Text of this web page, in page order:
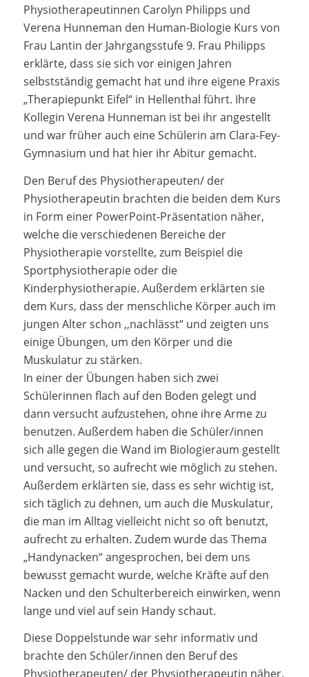
Physiotherapeutinnen Carolyn Philipps und
Verena Hunneman den Human-Biologie Kurs von
Frau Lantin der Jahrgangsstufe 9. Frau Philipps
erklärte, dass sie sich vor einigen Jahren
selbstständig gemacht hat und ihre eigene Praxis
„Therapiepunkt Eifel“ in Hellenthal führt. Ihre
Kollegin Verena Hunneman ist bei ihr angestellt
und war früher auch eine Schülerin am Clara-Fey-
Gymnasium und hat hier ihr Abitur gemacht.
Den Beruf des Physiotherapeuten/ der
Physiotherapeutin brachten die beiden dem Kurs
in Form einer PowerPoint-Präsentation näher,
welche die verschiedenen Bereiche der
Physiotherapie vorstellte, zum Beispiel die
Sportphysiotherapie oder die
Kinderphysiotherapie. Außerdem erklärten sie
dem Kurs, dass der menschliche Körper auch im
jungen Alter schon ,,nachlässt“ und zeigten uns
einige Übungen, um den Körper und die
Muskulatur zu stärken.
In einer der Übungen haben sich zwei
Schülerinnen flach auf den Boden gelegt und
dann versucht aufzustehen, ohne ihre Arme zu
benutzen. Außerdem haben die Schüler/innen
sich alle gegen die Wand im Biologieraum gestellt
und versucht, so aufrecht wie möglich zu stehen.
Außerdem erklärten sie, dass es sehr wichtig ist,
sich täglich zu dehnen, um auch die Muskulatur,
die man im Alltag vielleicht nicht so oft benutzt,
aufrecht zu erhalten. Zudem wurde das Thema
„Handynacken“ angesprochen, bei dem uns
bewusst gemacht wurde, welche Kräfte auf den
Nacken und den Schulterbereich einwirken, wenn
lange und viel auf sein Handy schaut.
Diese Doppelstunde war sehr informativ und
brachte den Schüler/innen den Beruf des
Physiotherapeuten/ der Physiotherapeutin näher.